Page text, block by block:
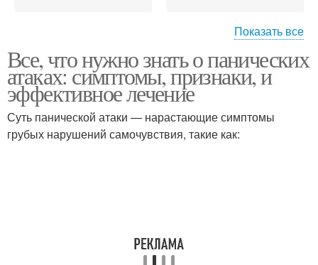
Основные признаки
портрет
Психологический облик
Психологический
Показать все
Все, что нужно знать о панических
атаках: симптомы, признаки, и
эффективное лечение
Суть панической атаки — нарастающие симптомы
грубых нарушений самочувствия, такие как: